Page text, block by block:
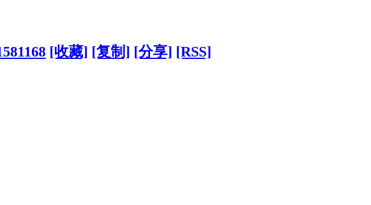
[收藏] [复制] [分享] [RSS]